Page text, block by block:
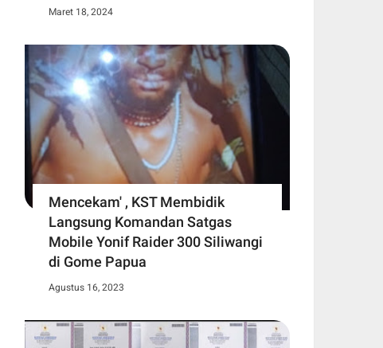
Maret 18, 2024
Mencekam' , KST Membidik
Langsung Komandan Satgas
Mobile Yonif Raider 300 Siliwangi
di Gome Papua
Agustus 16, 2023